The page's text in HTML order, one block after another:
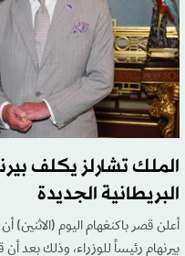
الملك تشارلز يكلف
البريطانية الجديدة
أعلن قصر باكنغهام اليوم (الاثنين)
بيرنهام رئيساً للوزراء، وذلك بعد